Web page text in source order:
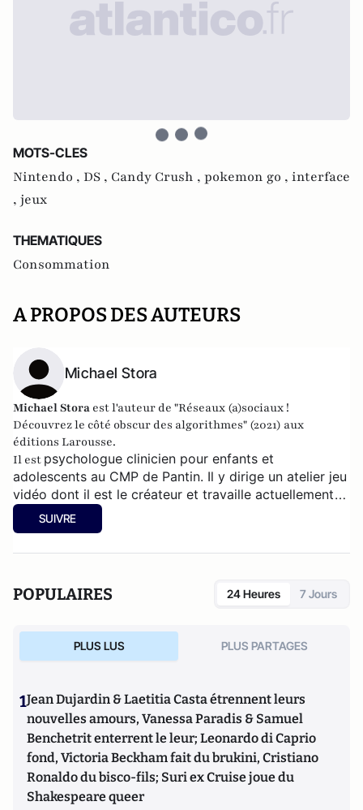
MOTS-CLES
Nintendo , DS , Candy Crush , pokemon go , interface
, jeux
THEMATIQUES
Consommation
A PROPOS DES AUTEURS
Michael Stora
Michael Stora est l'auteur de "Réseaux (a)sociaux !
Découvrez le côté obscur des algorithmes" (2021) aux
éditions Larousse.
Il est psychologue clinicien pour enfants et
adolescents au CMP de Pantin. Il y dirige un atelier jeu
vidéo dont il est le créateur et travaille actuellement
sur un livre concernant les femmes et le virtuel.
SUIVRE
POPULAIRES 24 Heures 7 Jours
PLUS LUS PLUS PARTAGES
1Jean Dujardin & Laetitia Casta étrennent leurs
nouvelles amours, Vanessa Paradis & Samuel
Benchetrit enterrent le leur; Leonardo di Caprio
fond, Victoria Beckham fait du brukini, Cristiano
Ronaldo du bisco-fils; Suri ex Cruise joue du
Shakespeare queer